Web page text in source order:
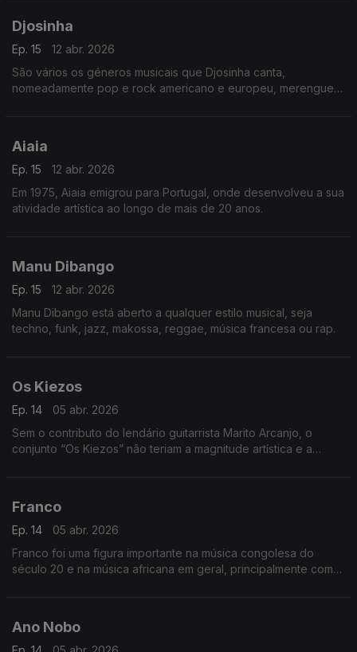
Djosinha
Ep. 15
12 abr. 2026
São vários os géneros musicais que Djosinha canta,
nomeadamente pop e rock americano e europeu, merengue
Aiaia
Ep. 15
12 abr. 2026
Em 1975, Aiaia emigrou para Portugal, onde desenvolveu a sua
atividade artística ao longo de mais de 20 anos.
Manu Dibango
Ep. 15
12 abr. 2026
Manu Dibango está aberto a qualquer estilo musical, seja
techno, funk, jazz, makossa, reggae, música francesa ou rap.
Os Kiezos
Ep. 14
05 abr. 2026
Sem o contributo do lendário guitarrista Marito Arcanjo, o
conjunto “Os Kiezos” não teriam a magnitude artística e a
Franco
Ep. 14
05 abr. 2026
Franco foi uma figura importante na música congolesa do
século 20 e na música africana em geral, principalmente como
Ano Nobo